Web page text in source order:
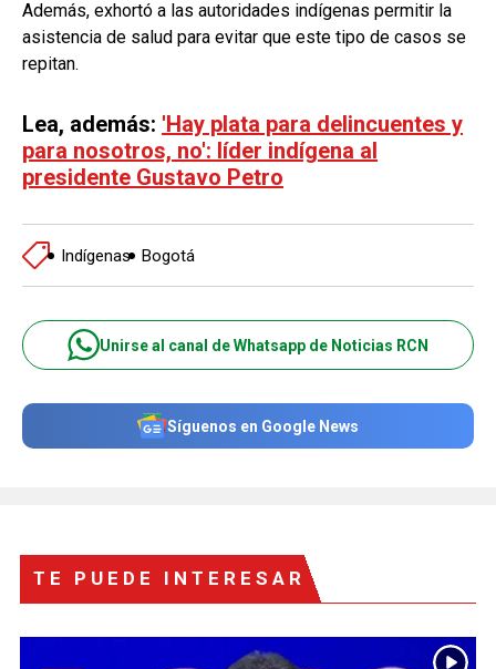
Además, exhortó a las autoridades indígenas permitir la
asistencia de salud para evitar que este tipo de casos se
repitan.
Lea, además: 'Hay plata para delincuentes y
para nosotros, no': líder indígena al
presidente Gustavo Petro
Indígenas Bogotá
Unirse al canal de Whatsapp de Noticias RCN
Síguenos en Google News
TE PUEDE INTERESAR